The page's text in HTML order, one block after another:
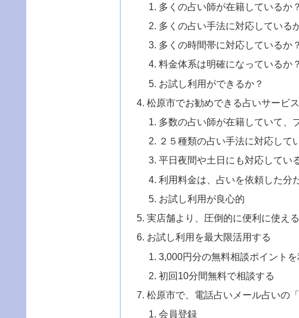
多くの占い師が在籍しているか？
多くの占い手法に対応している
多くの時間帯に対応しているか？
料金体系は明確になっているか？
お試し利用ができるか？
松原市でお勧めできる占いサービス
多数の占い師が在籍していて、
２５種類の占い手法に対応して
平日夜間や土日にも対応してい
利用料金は、占いを依頼した分
お試し利用が良心的
実店舗より、圧倒的に便利に使える
お試し利用を最大限活用する
3,000円分の無料相談ポイントを
初回10分間無料で相談する
松原市で、電話占いメール占いの
会員登録